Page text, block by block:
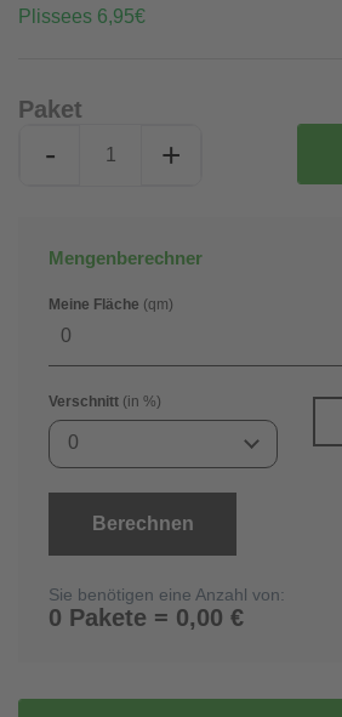
Plissees 6,95€
Paket
- +
Mengenberechner
Meine Fläche (qm)
Verschnitt (in %)
0
Berechnen
Sie benötigen eine Anzahl von:
0 Pakete = 0,00 €